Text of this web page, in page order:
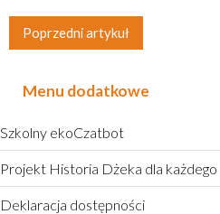
Menu dodatkowe
Szkolny ekoCzatbot
Projekt Historia Dżeka dla każdego
Deklaracja dostępności
Poprzedni artykuł